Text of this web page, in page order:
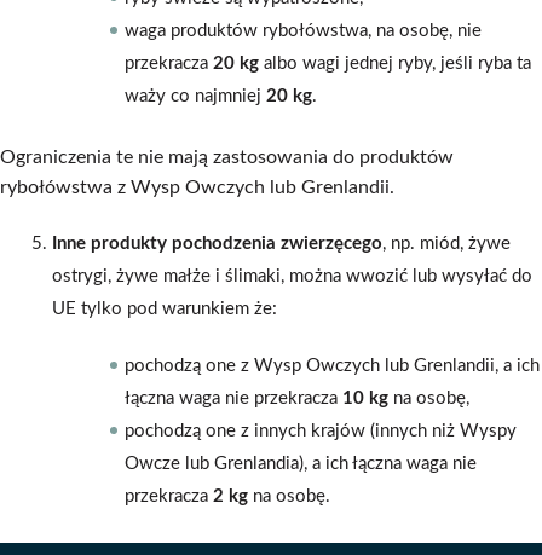
waga produktów rybołówstwa, na osobę, nie
przekracza 20 kgalbo wagi jednej ryby, jeśli ryba ta
waży co najmniej 20 kg.
Ograniczenia te nie mają zastosowania do produktów
rybołówstwa z Wysp Owczych lub Grenlandii.
Inne produkty pochodzenia zwierzęcego, np. miód, żywe
ostrygi, żywe małże i ślimaki, można wwozić lub wysyłać do
UE tylko pod warunkiem że:
pochodzą one z Wysp Owczych lub Grenlandii, a ich
łączna waga nie przekracza 10 kgna osobę,
pochodzą one z innych krajów (innych niż Wyspy
Owcze lub Grenlandia), a ich łączna waga nie
przekracza 2 kgna osobę.